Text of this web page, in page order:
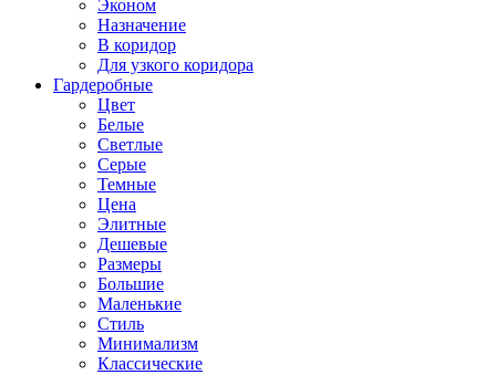
Эконом
Назначение
В коридор
Для узкого коридора
Гардеробные
Цвет
Белые
Светлые
Серые
Темные
Цена
Элитные
Дешевые
Размеры
Большие
Маленькие
Стиль
Минимализм
Классические